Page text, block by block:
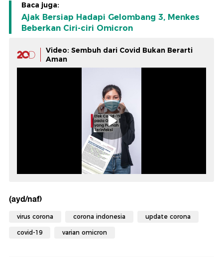
Baca juga:
Ajak Bersiap Hadapi Gelombang 3, Menkes
Beberkan Ciri-ciri Omicron
Video: Sembuh dari Covid Bukan Berarti
Aman
(ayd/naf)
virus corona corona indonesia update corona
covid-19 varian omicron